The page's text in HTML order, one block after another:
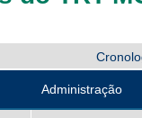
Administração